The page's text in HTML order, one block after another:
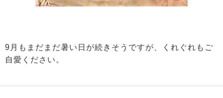
9月もまだまだ暑い日が続きそうですが、くれぐれもご
自愛ください。